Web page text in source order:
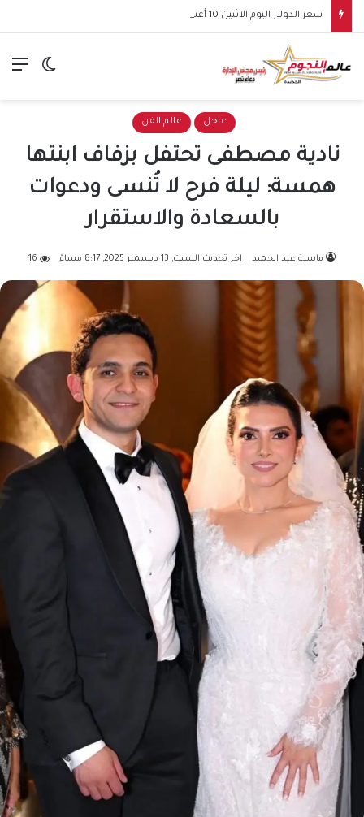
الوضع
عاجل عالم الفن
نادية مصطفى تحتفل بزفاف ابنتها
همسة: ليلة فرح لا تُنسى ودعوات
بالسعادة والاستقرار
مايسة عبد الحميد اخر تحديث السبت, 13 ديسمبر 2025, 8:17 مساءً 16